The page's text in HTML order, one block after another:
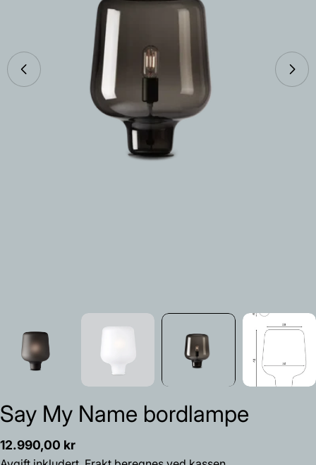
media 4 i modal
Say My Name bordlampe
Vanlig
12.990,00 kr